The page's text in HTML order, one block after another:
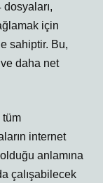
için
sahiptir. Bu,
daha net
tüm
internet
anlamına
çalışabilecek